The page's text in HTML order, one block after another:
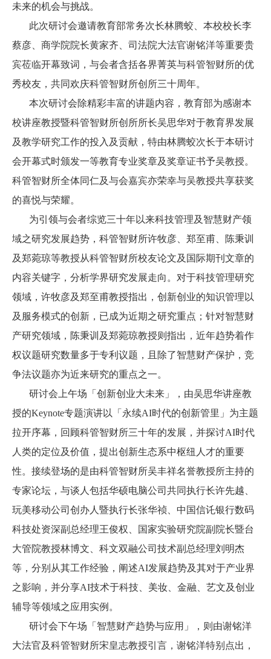
未来的机会与挑战。
此次研讨会邀请教育部常务次长林腾蛟、本校校长李
蔡彦、商学院院长黄家齐、司法院大法官谢铭洋等重要贵
宾莅临开幕致词，与会者含括各界菁英与科管智财所的优
秀校友，共同欢庆科管智财所创所三十周年。
本次研讨会除精彩丰富的讲题内容，教育部为感谢本
校讲座教授暨科管智财所创所所长吴思华对于教育界发展
及教学研究工作的投入及贡献，特由林腾蛟次长于本研讨
会开幕式时颁发一等教育专业奖章及奖章证书予吴教授。
科管智财所全体同仁及与会嘉宾亦荣幸与吴教授共享获奖
的喜悦与荣耀。
为引领与会者综览三十年以来科技管理及智慧财产领
域之研究发展趋势，科管智财所许牧彦、郑至甫、陈秉训
及郑菀琼等教授从科管智财所校友论文及国际期刊文章的
内容关键字，分析学界研究发展走向。对于科技管理研究
领域，许牧彦及郑至甫教授指出，创新创业的知识管理以
及服务模式的创新，已成为近期之研究重点；针对智慧财
产研究领域，陈秉训及郑菀琼教授则指出，近年趋势着作
权议题研究数量多于专利议题，且除了智慧财产保护，竞
争法议题亦为近来研究的重点之一。
研讨会上午场「创新创业大未来」，由吴思华讲座教
授的Keynote专题演讲以「永续AI时代的创新管里」为主题
拉开序幕，回顾科管智财所三十年的发展，并探讨AI时代
人类的定位及价值，提出创新生态系中枢纽人才的重要
性。接续登场的是由科管智财所吴丰祥名誉教授所主持的
专家论坛，与谈人包括华硕电脑公司共同执行长许先越、
玩美移动公司创办人暨执行长张华祯、中国信讬银行数码
科技处资深副总经理王俊权、国家实验研究院副院长暨台
大管院教授林博文、科文双融公司技术副总经理刘明杰
等，分别从其工作经验，阐述AI发展趋势及其对于产业界
之影响，并分享AI技术于科技、美妆、金融、艺文及创业
辅导等领域之应用实例。
研讨会下午场「智慧财产趋势与应用」，则由谢铭洋
大法官及科管智财所宋皇志教授引言，谢铭洋特别点出，